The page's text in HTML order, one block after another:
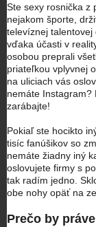
Ste sexy rosnička z
nejakom športe,
televíznej talentovej
vďaka účasti v
osobou preprali
priateľkou vplyvnej
na uliciach vás
nemáte Instagram?
zarábajte!
Pokiaľ ste hocikto
tisíc fanúšikov so
nemáte žiadny iný
oslovujete firmy s
tak radím jedno.
obe nohy opäť na
Prečo by